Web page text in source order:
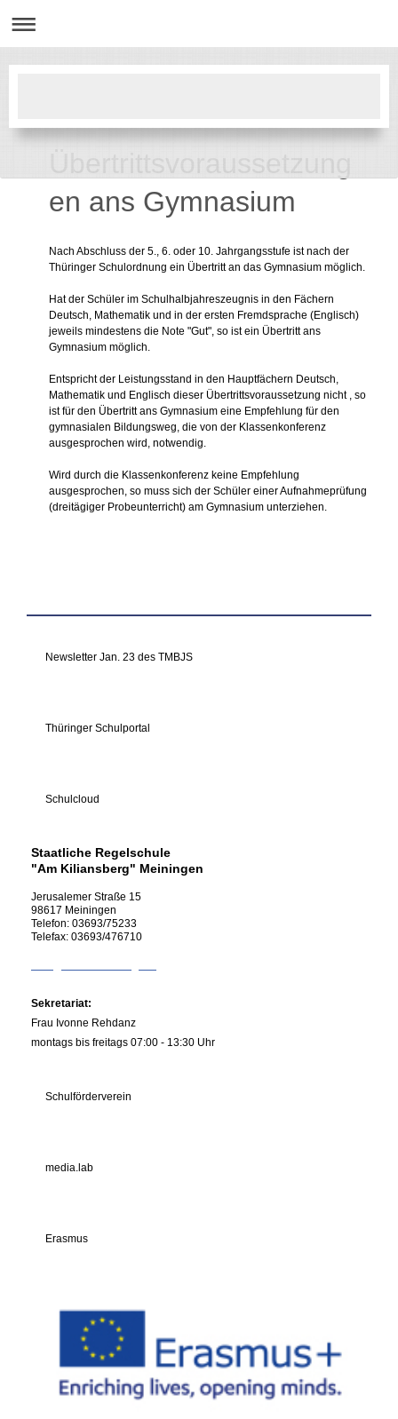
Übertrittsvoraussetzung
en ans Gymnasium
Nach Abschluss der 5., 6. oder 10. Jahrgangsstufe ist nach der
Thüringer Schulordnung ein Übertritt an das Gymnasium möglich.
Hat der Schüler im Schulhalbjahreszeugnis in den Fächern
Deutsch, Mathematik und in der ersten Fremdsprache (Englisch)
jeweils mindestens die Note "Gut", so ist ein Übertritt ans
Gymnasium möglich.
Entspricht der Leistungsstand in den Hauptfächern Deutsch,
Mathematik und Englisch dieser Übertrittsvoraussetzung nicht , so
ist für den Übertritt ans Gymnasium eine Empfehlung für den
gymnasialen Bildungsweg, die von der Klassenkonferenz
ausgesprochen wird, notwendig.
Wird durch die Klassenkonferenz keine Empfehlung
ausgesprochen, so muss sich der Schüler einer Aufnahmeprüfung
(dreitägiger Probeunterricht) am Gymnasium unterziehen.
Newsletter Jan. 23 des TMBJS
Thüringer Schulportal
Schulcloud
Staatliche Regelschule
"Am Kiliansberg" Meiningen
Jerusalemer Straße 15
98617 Meiningen
Telefon: 03693/75233
Telefax: 03693/476710
Sekretariat:
Frau Ivonne Rehdanz
montags bis freitags 07:00 - 13:30 Uhr
Schulförderverein
media.lab
Erasmus